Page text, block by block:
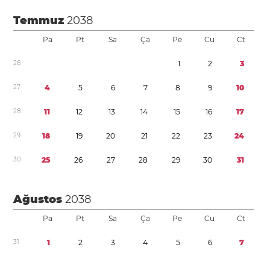
Temmuz2038
Pa Pt Sa Ça Pe Cu Ct
26 1 2 3
27 4 5 6 7 8 9 10
28 11 12 13 14 15 16 17
29 18 19 20 21 22 23 24
30 25 26 27 28 29 30 31
Ağustos2038
Pa Pt Sa Ça Pe Cu Ct
31 1 2 3 4 5 6 7